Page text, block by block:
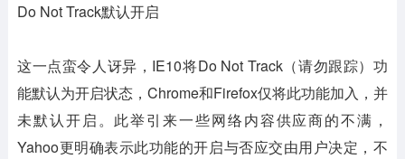
Do Not Track默认开启
这一点蛮令人讶异，IE10将Do Not Track（请勿跟踪）功
能默认为开启状态，Chrome和Firefox仅将此功能加入，并
未默认开启。此举引来一些网络内容供应商的不满，
Yahoo更明确表示此功能的开启与否应交由用户决定，不